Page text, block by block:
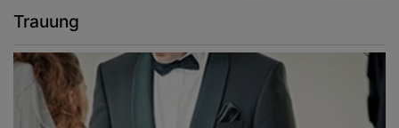
Trauung